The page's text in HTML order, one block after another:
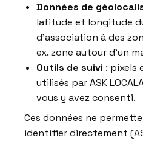
Données de
latitude et longitude
d’association à des
ex. zone autour d’un
Outils de suivi : pixels
utilisés par ASK
vous y avez consenti.
Ces données ne
identifier directement